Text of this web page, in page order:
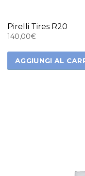
Pirelli Tires R20
140,00€
AGGIUNGI AL